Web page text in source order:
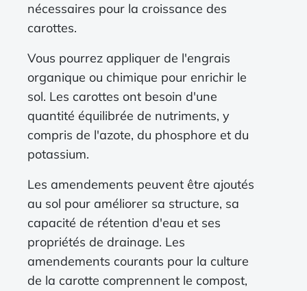
nécessaires pour la croissance des
carottes.
Vous pourrez appliquer de l'engrais
organique ou chimique pour enrichir le
sol. Les carottes ont besoin d'une
quantité équilibrée de nutriments, y
compris de l'azote, du phosphore et du
potassium.
Les amendements peuvent être ajoutés
au sol pour améliorer sa structure, sa
capacité de rétention d'eau et ses
propriétés de drainage. Les
amendements courants pour la culture
de la carotte comprennent le compost,